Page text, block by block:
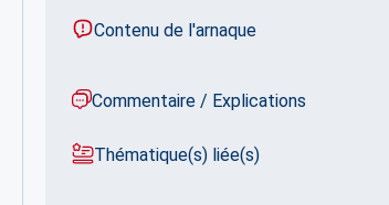
Contenu de l'arnaque
Commentaire / Explications
Thématique(s) liée(s)